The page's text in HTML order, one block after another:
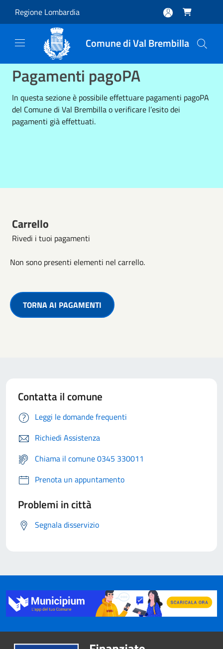
Regione Lombardia 
Comune di Val Brembilla
Pagamenti pagoPA
In questa sezione è possibile effettuare pagamenti pagoPA
del Comune di Val Brembilla o verificare l’esito dei
pagamenti già effettuati.
Carrello
Rivedi i tuoi pagamenti
Non sono presenti elementi nel carrello.
TORNA AI PAGAMENTI
Contatta il comune
Leggi le domande frequenti
Richiedi Assistenza
Chiama il comune 0345 330011
Prenota un appuntamento
Problemi in città
Segnala disservizio